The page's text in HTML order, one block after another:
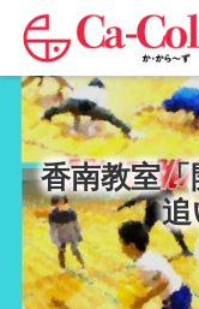
香南教室